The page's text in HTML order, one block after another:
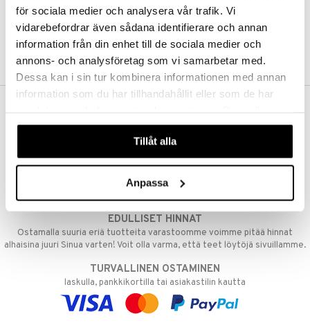
för sociala medier och analysera vår trafik. Vi
vidarebefordrar även sådana identifierare och annan
information från din enhet till de sociala medier och
annons- och analysföretag som vi samarbetar med.
Dessa kan i sin tur kombinera informationen med annan
information som du har tillhandahållit eller som de har
våra cookies vid fortsatt användande av vår webbplats.
Tillåt alla
Anpassa
LUO ASIAKAS
Aina maksuton vaihtoehto, huolimatta siitä ostatko yksittäisen
tuotteen tai koko tilauksellesi joka ylittää 50 €.
NOPEAT TOIMITUKSET
Ennen kello 13.00 tehdyt tilaukset lähetetään normaalisti samana
EDULLISET HINNAT
Ostamalla suuria eriä tuotteita varastoomme voimme pitää hinnat
alhaisina juuri Sinua varten! Voit olla varma, että teet löytöjä sivuillamme.
TURVALLINEN OSTAMINEN
laskulla, pankkikortilla tai asiakastilin kautta